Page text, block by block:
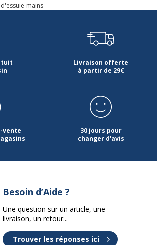
mains
Livraison offerte
à partir de 29€
vente
30 jours pour
changer d'avis
Besoin d’Aide ?
Une question sur un article, une
livraison, un retour...
Trouver les réponses ici